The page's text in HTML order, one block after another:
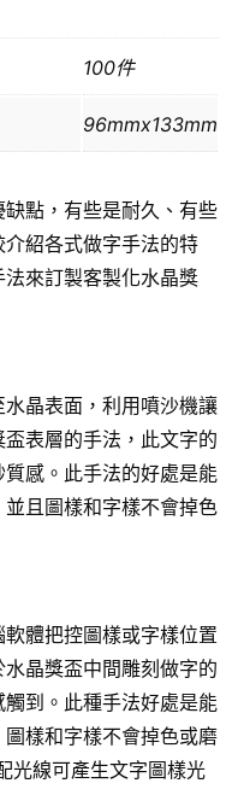
100件
96mmx133mm
點，有些是耐久、有些
紹各式做字手法的特
來訂製客製化水晶獎
晶表面，利用噴沙機讓
表層的手法，此文字的
感。此手法的好處是能
且圖樣和字樣不會掉色
體把控圖樣或字樣位置
晶獎盃中間雕刻做字的
到。此種手法好處是能
樣和字樣不會掉色或磨
光線可產生文字圖樣光